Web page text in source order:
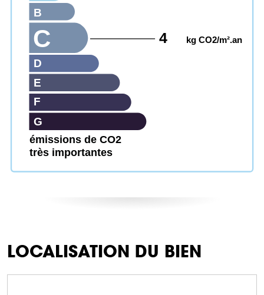
émissions de CO2
très importantes
G
F
E
D
C 4 kg CO2/m².an
B
LOCALISATION DU BIEN